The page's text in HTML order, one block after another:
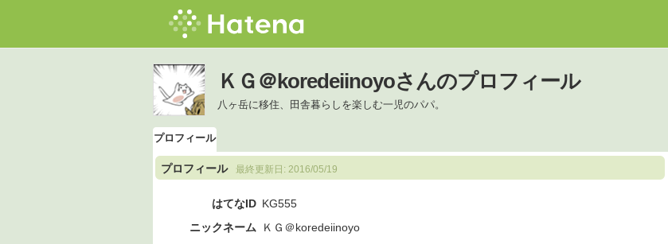
ＫＧ＠koredeiinoyoさんのプロフィール
八ヶ岳に移住、田舎暮らしを楽しむ一児のパパ。
プロフィール
プロフィール 最終更新日: 2016/05/19
はてなID KG555
ニックネーム
ＫＧ＠koredeiinoyo